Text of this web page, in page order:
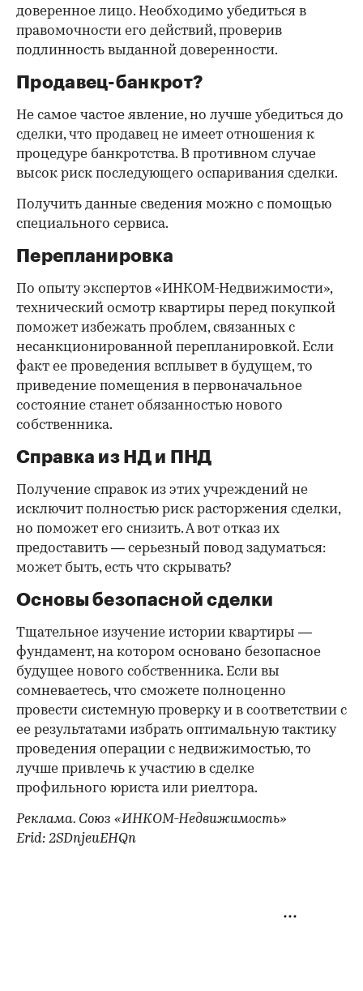
доверенное лицо. Необходимо убедиться в
правомочности его действий, проверив
подлинность выданной доверенности.
Продавец-банкрот?
Не самое частое явление, но лучше убедиться до
сделки, что продавец не имеет отношения к
процедуре банкротства. В противном случае
высок риск последующего оспаривания сделки.
Получить данные сведения можно с помощью
специального сервиса.
Перепланировка
По опыту экспертов «ИНКОМ-Недвижимости»,
технический осмотр квартиры перед покупкой
поможет избежать проблем, связанных с
несанкционированной перепланировкой. Если
факт ее проведения всплывет в будущем, то
приведение помещения в первоначальное
состояние станет обязанностью нового
собственника.
Справка из НД и ПНД
Получение справок из этих учреждений не
исключит полностью риск расторжения сделки,
но поможет его снизить. А вот отказ их
предоставить — серьезный повод задуматься:
может быть, есть что скрывать?
Основы безопасной сделки
Тщательное изучение истории квартиры —
фундамент, на котором основано безопасное
будущее нового собственника. Если вы
сомневаетесь, что сможете полноценно
провести системную проверку и в соответствии с
ее результатами избрать оптимальную тактику
проведения операции с недвижимостью, то
лучше привлечь к участию в сделке
профильного юриста или риелтора.
Реклама. Союз «ИНКОМ-Недвижимость»
Erid: 2SDnjeuEHQn